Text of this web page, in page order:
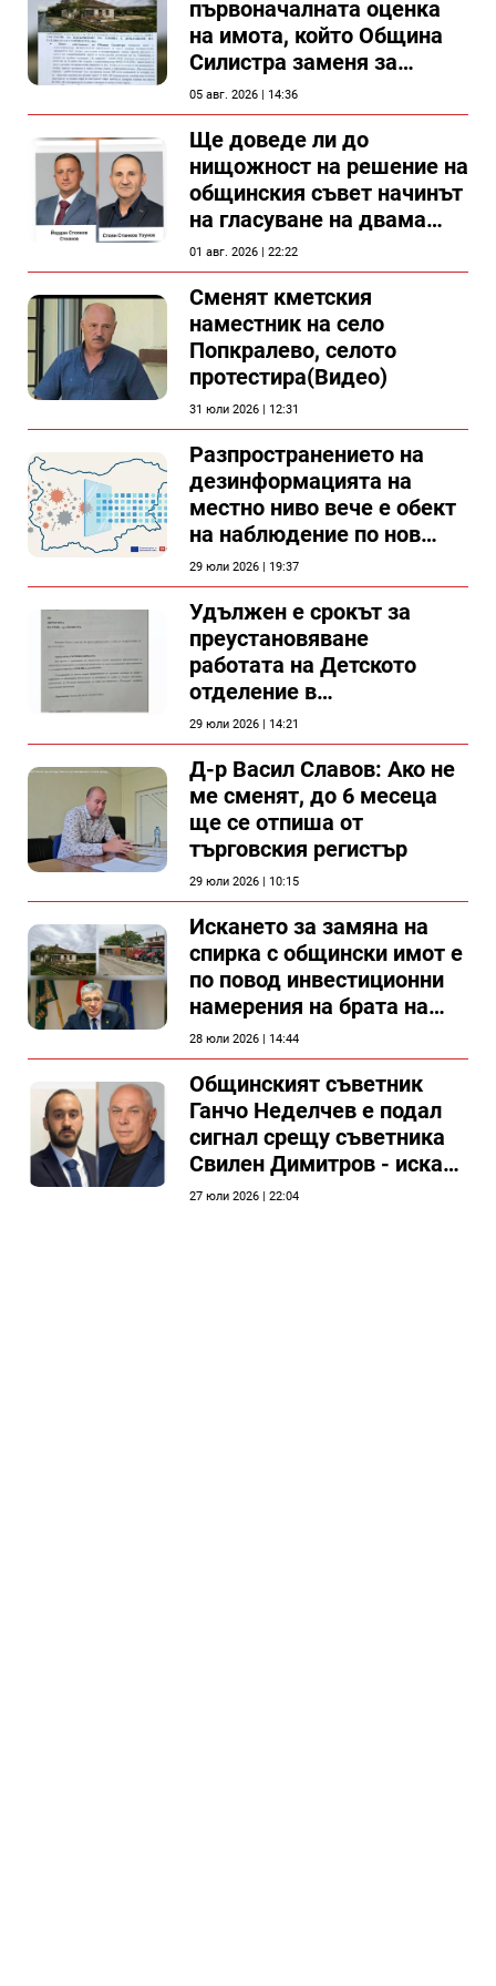
първоначалната оценка
на имота, който Община
Силистра заменя за
спирка, показват
документи
05 авг. 2026 | 14:36
Ще доведе ли до
нищожност на решение на
общинския съвет начинът
на гласуване на двама
съветници в Силистра?
01 авг. 2026 | 22:22
Сменят кметския
наместник на село
Попкралево, селото
протестира(Видео)
31 юли 2026 | 12:31
Разпространението на
дезинформацията на
местно ниво вече е обект
на наблюдение по нов
проект
29 юли 2026 | 19:37
Удължен е срокът за
преустановяване
работата на Детското
отделение в
силистренската болница
29 юли 2026 | 14:21
Д-р Васил Славов: Ако не
ме сменят, до 6 месеца
ще се отпиша от
търговския регистър
29 юли 2026 | 10:15
Искането за замяна на
спирка с общински имот е
по повод инвестиционни
намерения на брата на
председателя на
Общински съвет Силистра
28 юли 2026 | 14:44
Общинският съветник
Ганчо Неделчев е подал
сигнал срещу съветника
Свилен Димитров - иска
етичната комисия на
27 юли 2026 | 22:04